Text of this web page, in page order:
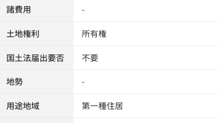
諸費用 -
土地権利 所有権
国土法届出要否 不要
地勢 -
用途地域 第一種住居